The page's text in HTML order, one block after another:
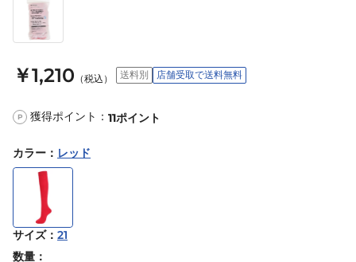
￥1,210 （税込） 送料別 店舗受取で送料無料
P 獲得ポイント： 11ポイント
カラー ： レッド
サイズ： 21
数量：